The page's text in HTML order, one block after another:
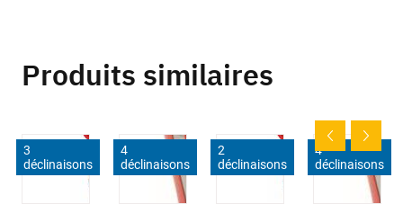
Produits similaires
3
déclinaisons
4
déclinaisons
2
déclinaisons
4
déclinaisons